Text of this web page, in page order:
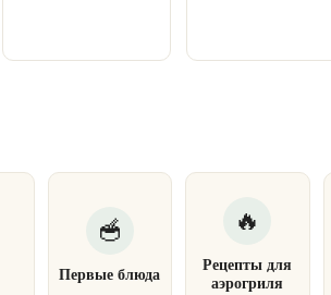
Первые блюда
Рецепты для
аэрогриля